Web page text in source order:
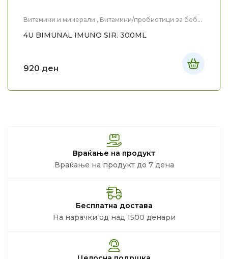
Витамини и минерали , Витамини/пробиотици за бебе
4U BIMUNAL IMUNO SIR. 300ML
920 ден
Враќање на продукт
Враќање на продукт до 7 дена
Бесплатна достава
На нарачки од над 1500 денари